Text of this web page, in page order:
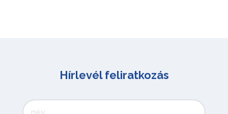
Hírlevél feliratkozás